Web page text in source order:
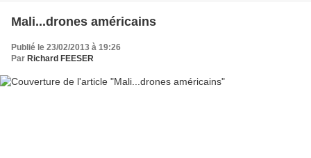
Mali...drones américains
Publié le 23/02/2013 à 19:26
Par Richard FEESER